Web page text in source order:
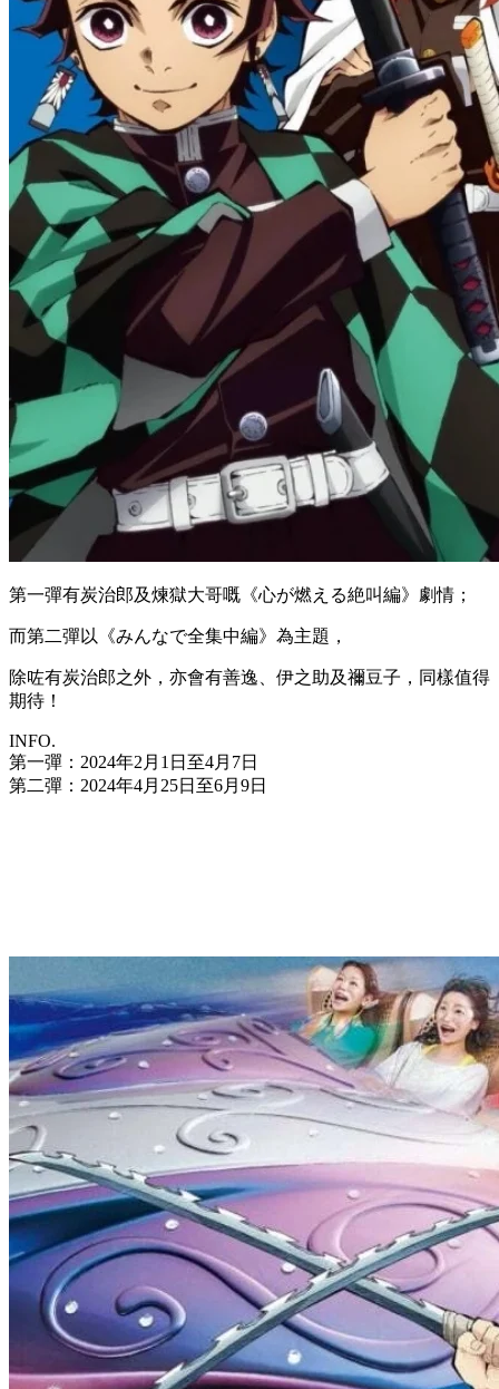
第一彈有炭治郎及煉獄大哥嘅《心が燃える絶叫編》劇情；
而第二彈以《みんなで全集中編》為主題，
除咗有炭治郎之外，亦會有善逸、伊之助及禰豆子，同樣值得
期待！
INFO.
第一彈：2024年2月1日至4月7日
第二彈：2024年4月25日至6月9日